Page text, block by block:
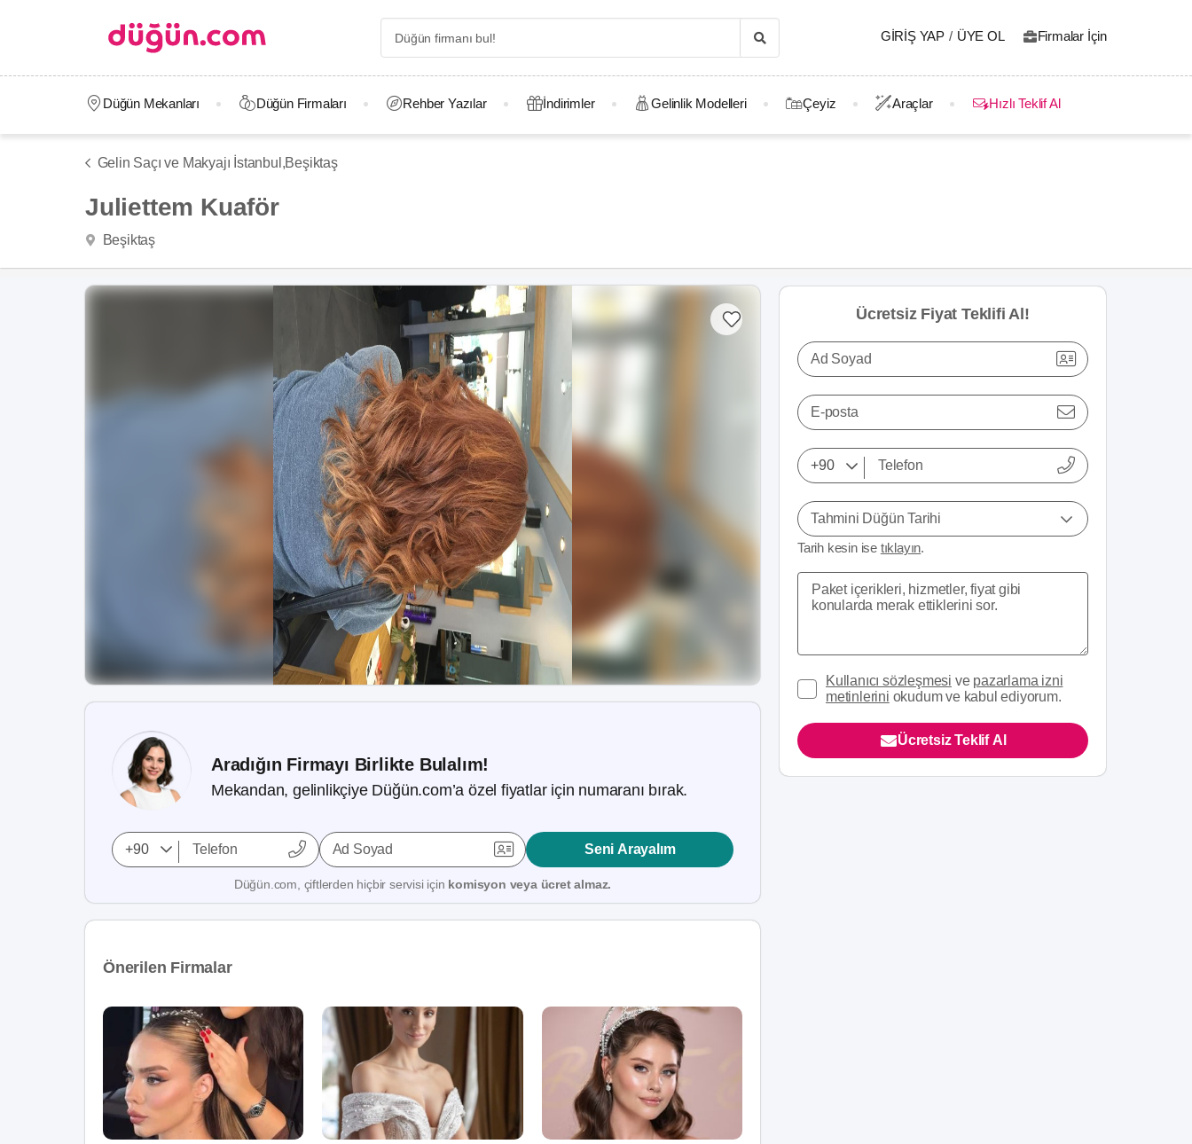
GIRIŞ YAP / ÜYE OL Firmalar İçin
Düğün Mekanları Düğün Firmaları Rehber Yazılar İndirimler Gelinlik Modelleri Çeyiz Araçlar Hızlı Teklif Al
Gelin Saçı ve Makyajı İstanbul,Beşiktaş
Juliettem Kuaför
Beşiktaş
Aradığın Firmayı Birlikte Bulalım!
Mekandan, gelinlikçiye Düğün.com’a özel fiyatlar için numaranı bırak.
Ad Soyad Seni Arayalım
Düğün.com, çiftlerden hiçbir servisi için komisyon veya ücret almaz.
Önerilen Firmalar
Ücretsiz Fiyat Teklifi Al!
Ad Soyad
E-posta
Tahmini Düğün Tarihi
Tarih kesin ise tıklayın.
Kullanıcı sözleşmesi ve pazarlama izni
metinlerini okudum ve kabul ediyorum.
Ücretsiz Teklif Al